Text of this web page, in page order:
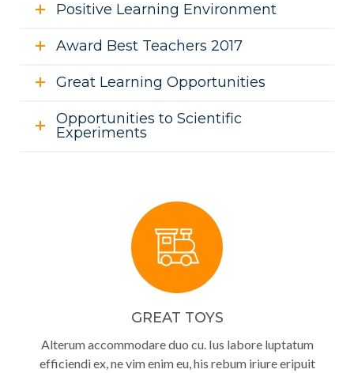
Positive Learning Environment
Award Best Teachers 2017
Great Learning Opportunities
Opportunities to Scientific
Experiments
GREAT TOYS
Alterum accommodare duo cu. Ius labore luptatum
efficiendi ex, ne vim enim eu, his rebum iriure eripuit